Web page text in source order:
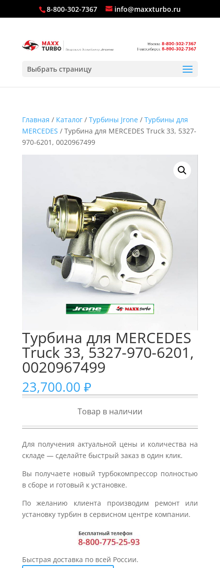
8-800-302-7367 info@maxxturbo.ru
Выбрать страницу
Главная / Каталог/ Турбины Jrone/ Турбины для
MERCEDES / Турбина для MERCEDES Truck 33, 5327-
970-6201, 0020967499
Турбина для MERCEDES
Truck 33, 5327-970-6201,
0020967499
23,700.00 ₽
Товар в наличии
Для получения актуальной цены и количества на
складе — сделайте быстрый заказ в один клик.
Вы получаете новый турбокомпрессор полностью
в сборе и готовый к установке.
По желанию клиента производим ремонт или
установку турбин в сервисном центре компании.
Быстрая доставка по всей России.